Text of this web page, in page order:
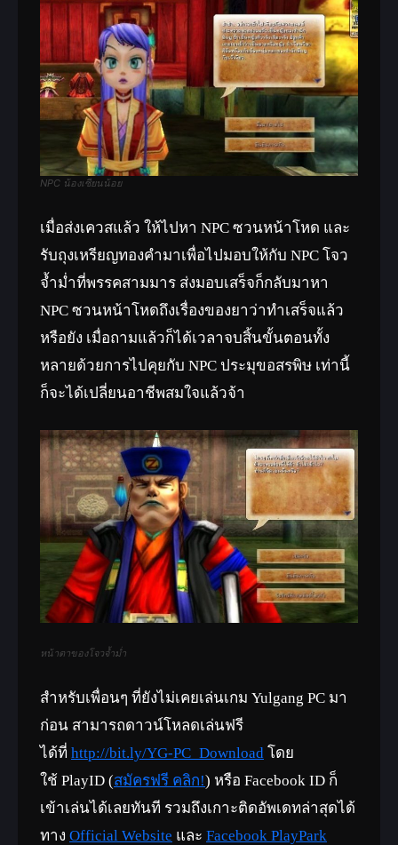
NPC น้องเซียนน้อย
เมื่อส่งเควสแล้ว ให้ไปหา NPC ซวนหน้าโหด และ
รับถุงเหรียญทองคำมาเพื่อไปมอบให้กับ NPC โจว
จ้ำม่ำที่พรรคสามมาร ส่งมอบเสร็จก็กลับมาหา
NPC ซวนหน้าโหดถึงเรื่องของยาว่าทำเสร็จแล้ว
หรือยัง เมื่อถามแล้วก็ได้เวลาจบสิ้นขั้นตอนทั้ง
หลายด้วยการไปคุยกับ NPC ประมุขอสรพิษ เท่านี้
ก็จะได้เปลี่ยนอาชีพสมใจแล้วจ้า
หน้าตาของโจวจ้ำม่ำ
สำหรับเพื่อนๆ ที่ยังไม่เคยเล่นเกม Yulgang PC มา
ก่อน สามารถดาวน์โหลดเล่นฟรี
ได้ที่ http://bit.ly/YG-PC_Download โดย
ใช้ PlayID (สมัครฟรี คลิก!) หรือ Facebook ID ก็
เข้าเล่นได้เลยทันที รวมถึงเกาะติดอัพเดทล่าสุดได้
ทาง Official Website และ Facebook PlayPark